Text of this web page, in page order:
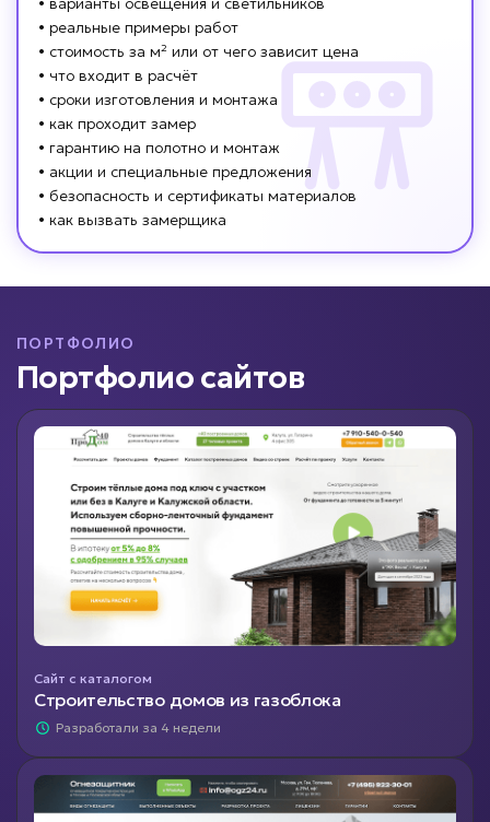
• реальные примеры работ
• стоимость за м² или от чего зависит цена
• что входит в расчёт
• сроки изготовления и монтажа
• как проходит замер
• гарантию на полотно и монтаж
• акции и специальные предложения
• безопасность и сертификаты материалов
• как вызвать замерщика
ПОРТФОЛИО
Портфолио сайтов
Сайт с каталогом
Строительство домов из газоблока
Разработали за 4 недели